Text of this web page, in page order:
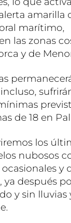
amarilla
marítimo,
las zonas
y de
de 18 en
los
nubosos
y
ya después
y sin